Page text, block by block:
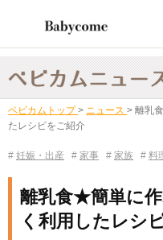
ベビカムトップ > ニュース > 離乳
たレシピをご紹介
# 妊娠・出産 # 家事 # 家族 # 料
離乳食★簡単に
く利用したレシ